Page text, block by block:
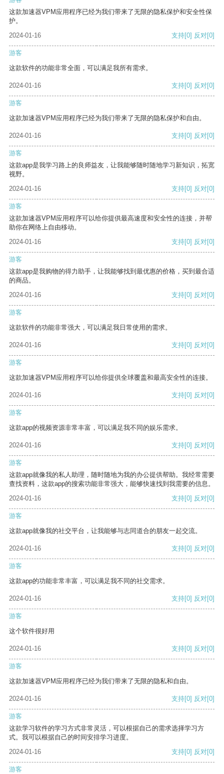
这款加速器VPM应用程序已经为我们带来了无限的隐私保护和安全性保
护。
2024-01-16
支持[0] 反对[0]
游客
这款软件的功能非常全面，可以满足我所有需求。
2024-01-16 支持[0] 反对[0]
游客
这款加速器VPM应用程序已经为我们带来了无限的隐私保护和自由。
2024-01-16 支持[0] 反对[0]
游客
这款app是我学习路上的良师益友，让我能够随时随地学习新知识，拓宽
视野。
2024-01-16
支持[0] 反对[0]
游客
这款加速器VPM应用程序可以给你提供最高速度和安全性的连接，并帮
助你在网络上自由移动。
2024-01-16
支持[0] 反对[0]
游客
这款app是我购物的得力助手，让我能够找到最优惠的价格，买到最合适
的商品。
2024-01-16
支持[0] 反对[0]
游客
这款软件的功能非常强大，可以满足我日常使用的需求。
2024-01-16 支持[0] 反对[0]
游客
这款加速器VPM应用程序可以给你提供全球覆盖和最高安全性的连接。
2024-01-16 支持[0] 反对[0]
游客
这款app的视频资源非常丰富，可以满足我不同的娱乐需求。
2024-01-16 支持[0] 反对[0]
游客
这款app就像我的私人助理，随时随地为我的办公提供帮助。我经常需要
查找资料，这款app的搜索功能非常强大，能够快速找到我需要的信息。
2024-01-16
支持[0] 反对[0]
游客
这款app就像我的社交平台，让我能够与志同道合的朋友一起交流。
2024-01-16 支持[0] 反对[0]
游客
这款app的功能非常丰富，可以满足我不同的社交需求。
2024-01-16 支持[0] 反对[0]
游客
这个软件很好用
2024-01-16 支持[0] 反对[0]
游客
这款加速器VPM应用程序已经为我们带来了无限的隐私和自由。
2024-01-16 支持[0] 反对[0]
游客
这款学习软件的学习方式非常灵活，可以根据自己的需求选择学习方
式。我可以根据自己的时间安排学习进度。
2024-01-16
支持[0] 反对[0]
游客